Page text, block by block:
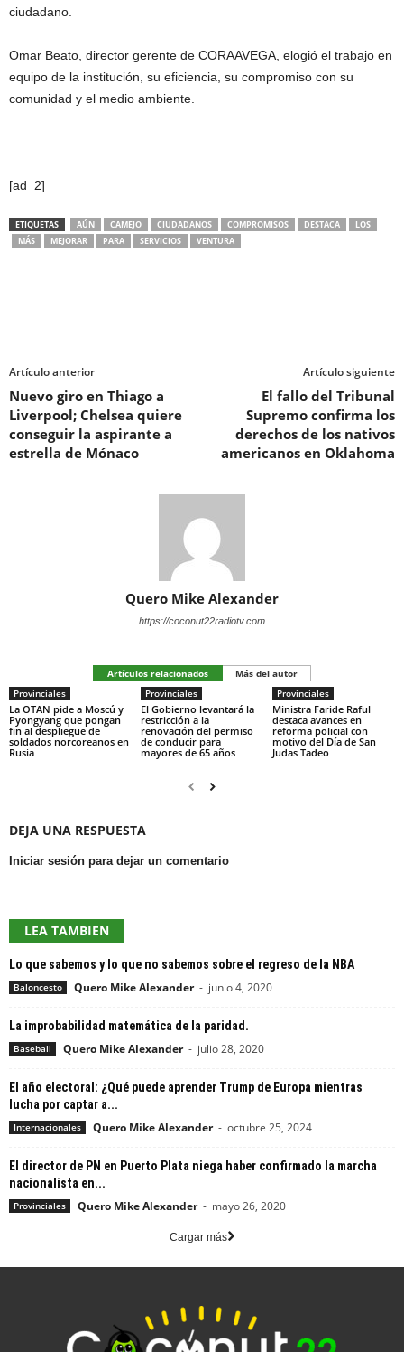
ciudadano.
Omar Beato, director gerente de CORAAVEGA, elogió el trabajo en
equipo de la institución, su eficiencia, su compromiso con su
comunidad y el medio ambiente.
[ad_2]
ETIQUETAS AÚN CAMEJO CIUDADANOS COMPROMISOS DESTACA
LOS
MÁS
MEJORAR PARA SERVICIOS VENTURA
Artículo anterior
Nuevo giro en Thiago a
Liverpool; Chelsea quiere
conseguir la aspirante a
estrella de Mónaco
Artículo siguiente
El fallo del Tribunal
Supremo confirma los
derechos de los nativos
americanos en Oklahoma
Quero Mike Alexander
https://coconut22radiotv.com
Artículos relacionados
Más del autor
Provinciales
La OTAN pide a Moscú y
Pyongyang que pongan
fin al despliegue de
soldados norcoreanos en
Rusia
Provinciales
El Gobierno levantará la
restricción a la
renovación del permiso
de conducir para
mayores de 65 años
Provinciales
Ministra Faride Raful
destaca avances en
reforma policial con
motivo del Día de San
Judas Tadeo
DEJA UNA RESPUESTA
Iniciar sesión para dejar un comentario
LEA TAMBIEN
Lo que sabemos y lo que no sabemos sobre el regreso de la NBA
Baloncesto Quero Mike Alexander - junio 4, 2020
La improbabilidad matemática de la paridad.
Baseball Quero Mike Alexander - julio 28, 2020
El año electoral: ¿Qué puede aprender Trump de Europa mientras
lucha por captar a...
Internacionales Quero Mike Alexander - octubre 25, 2024
El director de PN en Puerto Plata niega haber confirmado la marcha
nacionalista en...
Provinciales Quero Mike Alexander - mayo 26, 2020
Cargar más